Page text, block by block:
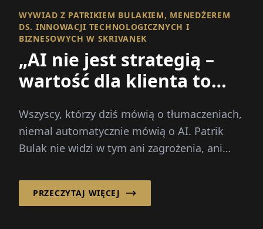
WYWIAD Z PATRIKIEM BULAKIEM, MENEDŻEREM
DS. INNOWACJI TECHNOLOGICZNYCH I
BIZNESOWYCH W SKRIVANEK
„AI nie jest strategią –
wartość dla klienta to
Wszyscy, którzy dziś mówią o tłumaczeniach,
niemal automatycznie mówią o AI. Patrik
Bulak nie widzi w tym ani zagrożenia, ani
PRZECZYTAJ WIĘCEJ